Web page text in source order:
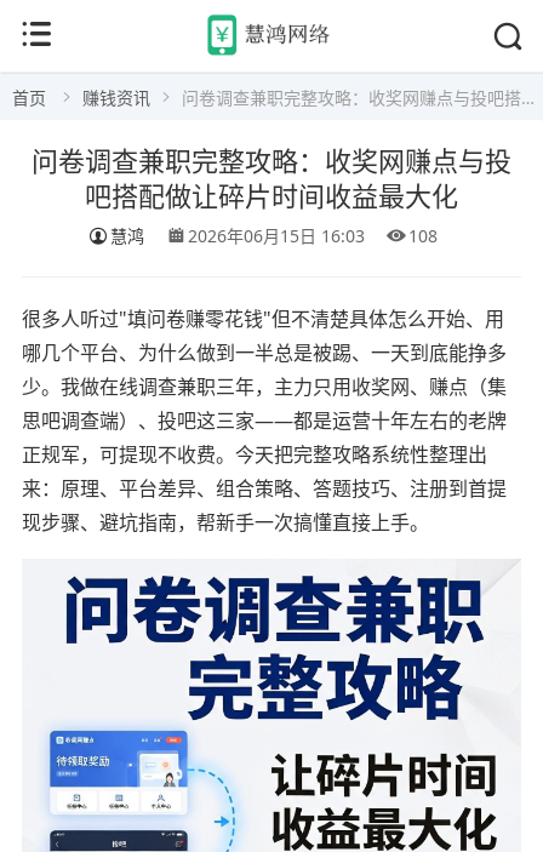
首页 赚钱资讯 问卷调查兼职完整攻略：收奖网赚点与投吧搭配做让碎片时间收益最大化
问卷调查兼职完整攻略：收奖网赚点与投
吧搭配做让碎片时间收益最大化
慧鸿 2026年06月15日 16:03 108
很多人听过"填问卷赚零花钱"但不清楚具体怎么开始、用
哪几个平台、为什么做到一半总是被踢、一天到底能挣多
少。我做在线调查兼职三年，主力只用收奖网、赚点（集
思吧调查端）、投吧这三家——都是运营十年左右的老牌
正规军，可提现不收费。今天把完整攻略系统性整理出
来：原理、平台差异、组合策略、答题技巧、注册到首提
现步骤、避坑指南，帮新手一次搞懂直接上手。